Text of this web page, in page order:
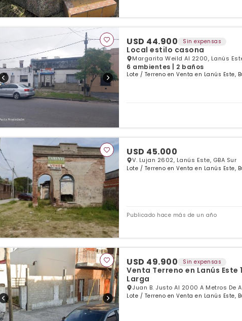
USD 44.900 Sin expensas
Local estilo casona
Margarita Weild Al 2200, Lanús
6 ambientes | 2 baños
Lote / Terreno en Venta en Lanús Este,
USD 45.000
V. Lujan 2602, Lanús Este, GBA Sur
Lote / Terreno en Venta en Lanús Este,
Publicado hace más de un año
USD 49.900 Sin expensas
Venta Terreno en Lanús
Larga
Juan B. Justo Al 2000 A Metros De
Lote / Terreno en Venta en Lanús Este,